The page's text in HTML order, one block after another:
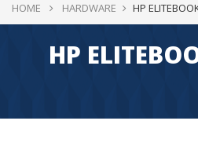
HOME HARDWARE HP
HP